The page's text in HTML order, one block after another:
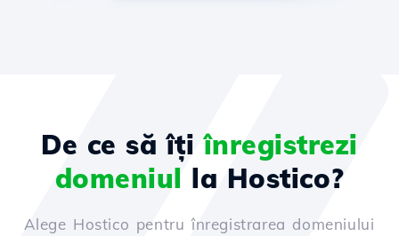
De ce să îțiînregistrezi
domeniul la Hostico?
Alege Hostico pentru înregistrarea domeniului